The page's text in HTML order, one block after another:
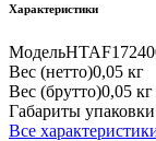
Характеристики
Модель
Вес (нетто)0,05 кг
Вес (брутто)0,05 кг
Габариты упаковки
Все